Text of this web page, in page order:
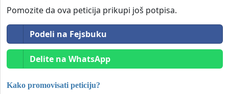
Pomozite da ova peticija prikupi još potpisa.
Podeli na Fejsbuku
Delite na WhatsApp
Kako promovisati peticiju?